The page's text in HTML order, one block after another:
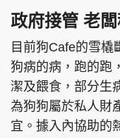
政府接管 老
目前狗Cafe的雪橇
狗病的病，跑的跑
潔及餵食，部分生
為狗狗屬於私人財
宜。據入內協助的